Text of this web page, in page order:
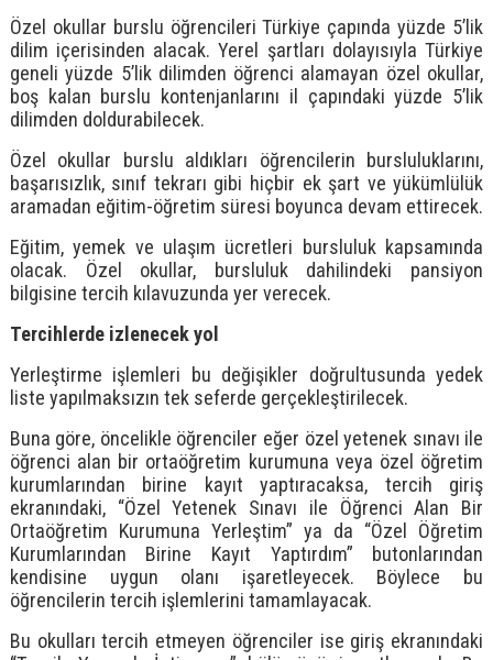
Özel okullar burslu öğrencileri Türkiye çapında yüzde 5’lik
dilim içerisinden alacak. Yerel şartları dolayısıyla Türkiye
geneli yüzde 5’lik dilimden öğrenci alamayan özel okullar,
boş kalan burslu kontenjanlarını il çapındaki yüzde 5’lik
dilimden doldurabilecek.
Özel okullar burslu aldıkları öğrencilerin bursluluklarını,
başarısızlık, sınıf tekrarı gibi hiçbir ek şart ve yükümlülük
aramadan eğitim-öğretim süresi boyunca devam ettirecek.
Eğitim, yemek ve ulaşım ücretleri bursluluk kapsamında
olacak. Özel okullar, bursluluk dahilindeki pansiyon
bilgisine tercih kılavuzunda yer verecek.
Tercihlerde izlenecek yol
Yerleştirme işlemleri bu değişikler doğrultusunda yedek
liste yapılmaksızın tek seferde gerçekleştirilecek.
Buna göre, öncelikle öğrenciler eğer özel yetenek sınavı ile
öğrenci alan bir ortaöğretim kurumuna veya özel öğretim
kurumlarından birine kayıt yaptıracaksa, tercih giriş
ekranındaki, “Özel Yetenek Sınavı ile Öğrenci Alan Bir
Ortaöğretim Kurumuna Yerleştim” ya da “Özel Öğretim
Kurumlarından Birine Kayıt Yaptırdım” butonlarından
kendisine uygun olanı işaretleyecek. Böylece bu
öğrencilerin tercih işlemlerini tamamlayacak.
Bu okulları tercih etmeyen öğrenciler ise giriş ekranındaki